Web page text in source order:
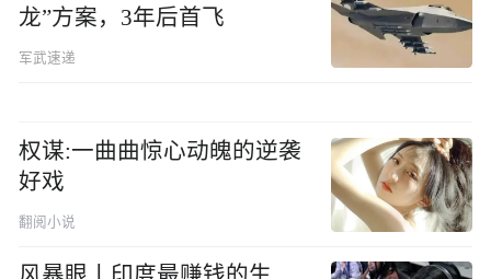
龙”方案，3年后首飞
军武速递
权谋:一曲曲惊心动魄的逆袭
好戏
翻阅小说